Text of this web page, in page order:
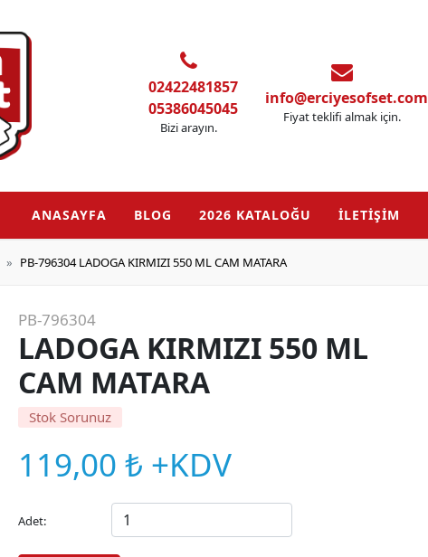
02422481857
05386045045
Bizi arayın.
info@erciyesofset.com
Fiyat teklifi almak için.
ANASAYFA BLOG 2026 KATALOĞU İLETİŞİM
PB-796304 LADOGA KIRMIZI 550 ML CAM MATARA
PB-796304
LADOGA KIRMIZI 550 ML
CAM MATARA
Stok Sorunuz
119,00 ₺ +KDV
Adet: